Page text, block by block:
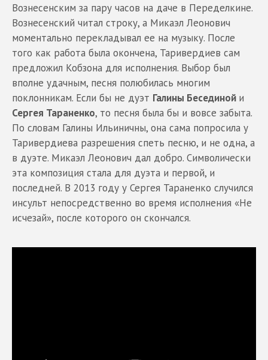
Вознесенским за пару часов на даче в Переделкине.
Вознесенский читал строку, а Микаэл Леонович
моментально перекладывал ее на музыку. После
того как работа была окончена, Таривердиев сам
предложил Кобзона для исполнения. Выбор был
вполне удачным, песня полюбилась многим
поклонникам. Если бы не дуэт Галины Бесединой и
Сергея Тараненко, то песня была бы и вовсе забыта.
По словам Галины Ильиничны, она сама попросила у
Таривердиева разрешения спеть песню, и не одна, а
в дуэте. Микаэл Леонович дал добро. Символически
эта композиция стала для дуэта и первой, и
последней. В 2013 году у Сергея Тараненко случился
инсульт непосредственно во время исполнения «Не
исчезай», после которого он скончался.